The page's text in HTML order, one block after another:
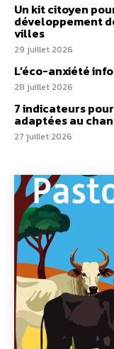
Un kit citoyen
développement
villes
29 juillet 2026
L’éco-anxiété
28 juillet 2026
7 indicateurs
adaptées au
27 juillet 2026